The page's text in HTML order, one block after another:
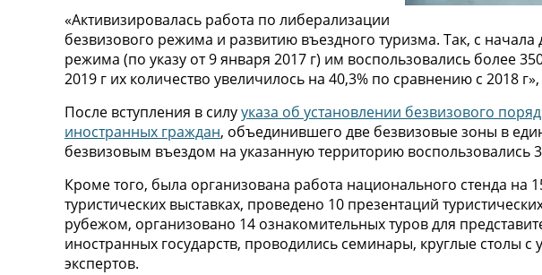
«Активизировалась работа по либерализации
безвизового режима и развитию въездного туризма. Так, с начала
режима (по указу от 9 января 2017 г) им воспользовались более
2019 г их количество увеличилось на 40,3% по сравнению с 2018
После вступления в силууказа об установлении безвизового
иностранных граждан, объединившего две безвизовые зоны в
безвизовым въездом на указанную территорию воспользовались
Кроме того, была организована работа национального стенда на
туристических выставках, проведено 10 презентаций
рубежом, организовано 14 ознакомительных туров для
иностранных государств, проводились семинары, круглые столы
экспертов.